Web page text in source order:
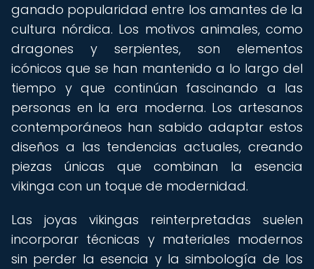
ganado popularidad entre los amantes de la
cultura nórdica. Los motivos animales, como
dragones y serpientes, son elementos
icónicos que se han mantenido a lo largo del
tiempo y que continúan fascinando a las
personas en la era moderna. Los artesanos
contemporáneos han sabido adaptar estos
diseños a las tendencias actuales, creando
piezas únicas que combinan la esencia
vikinga con un toque de modernidad.
Las joyas vikingas reinterpretadas suelen
incorporar técnicas y materiales modernos
sin perder la esencia y la simbología de los